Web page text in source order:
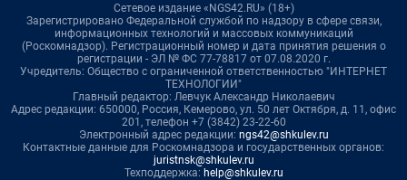
Сетевое издание «NGS42.RU» (18+)
Зарегистрировано Федеральной службой по надзору в сфере связи,
информационных технологий и массовых коммуникаций
(Роскомнадзор). Регистрационный номер и дата принятия решения о
регистрации - ЭЛ № ФС 77-78817 от 07.08.2020 г.
Учредитель: Общество с ограниченной ответственностью "ИНТЕРНЕТ
ТЕХНОЛОГИИ"
Главный редактор: Левчук Александр Николаевич
Адрес редакции: 650000, Россия, Кемерово, ул. 50 лет Октября, д. 11, офис
201, телефон +7 (3842) 23-22-60
Электронный адрес редакции: ngs42@shkulev.ru
Контактные данные для Роскомнадзора и государственных органов:
juristnsk@shkulev.ru
Техподдержка: help@shkulev.ru